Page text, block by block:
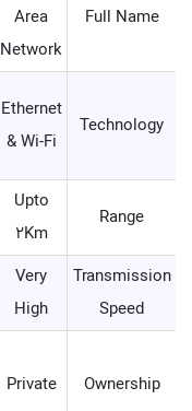
Full Name
Area
Network
Technology
Ethernet
& Wi-Fi
Range
Upto
2Km
Transmission
Speed
Very
High
Ownership
Private